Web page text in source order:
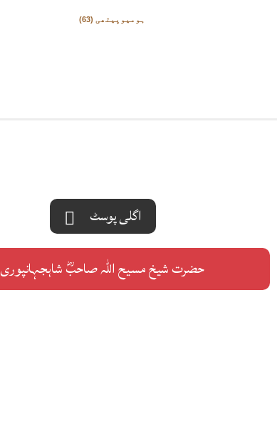
ہومیوپیتھی (63)
اگلی پوسٹ
حضرت شیخ مسیح اللہ صاحبؓ شاہجہانپوری